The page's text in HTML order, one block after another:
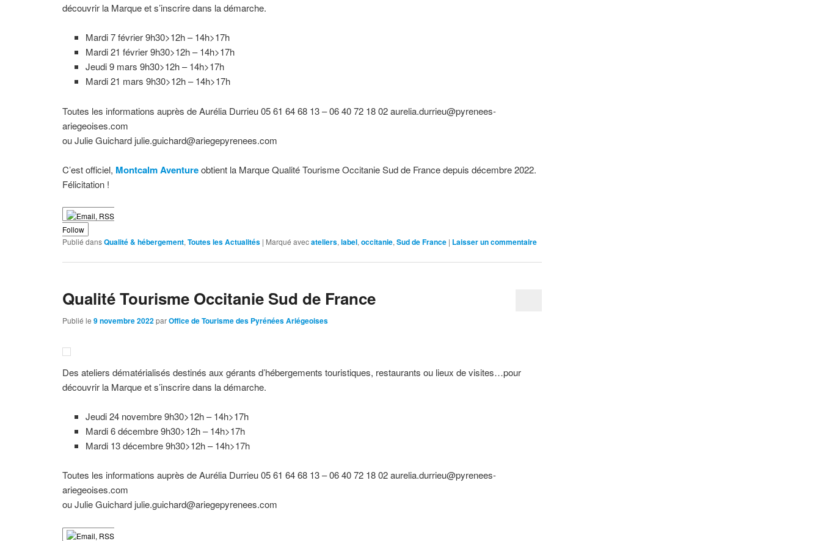
découvrir la Marque et s’inscrire dans la démarche.
Mardi 7 février 9h30>12h – 14h>17h
Mardi 21 février 9h30>12h – 14h>17h
Jeudi 9 mars 9h30>12h – 14h>17h
Mardi 21 mars 9h30>12h – 14h>17h
Toutes les informations auprès de Aurélia Durrieu 05 61 64 68 13 – 06 40 72 18 02 aurelia.durrieu@pyrenees-
ariegeoises.com
ou Julie Guichard julie.guichard@ariegepyrenees.com
C’est officiel, Montcalm Aventureobtient la Marque Qualité Tourisme Occitanie Sud de France depuis décembre 2022.
Félicitation !
Follow
Publié dansQualité & hébergement,Toutes les Actualités | Marqué avecateliers,label,occitanie,Sud de France | Laisser un commentaire
Qualité Tourisme Occitanie Sud de France
Publié le9 novembre 2022parOffice de Tourisme des Pyrénées Ariégeoises
Des ateliers dématérialisés destinés aux gérants d’hébergements touristiques, restaurants ou lieux de visites…pour
découvrir la Marque et s’inscrire dans la démarche.
Jeudi 24 novembre 9h30>12h – 14h>17h
Mardi 6 décembre 9h30>12h – 14h>17h
Mardi 13 décembre 9h30>12h – 14h>17h
Toutes les informations auprès de Aurélia Durrieu 05 61 64 68 13 – 06 40 72 18 02 aurelia.durrieu@pyrenees-
ariegeoises.com
ou Julie Guichard julie.guichard@ariegepyrenees.com